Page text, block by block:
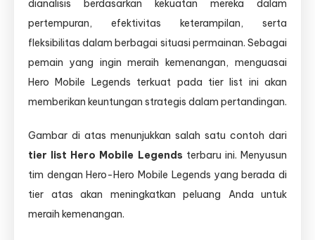
dianalisis berdasarkan kekuatan mereka dalam
pertempuran, efektivitas keterampilan, serta
fleksibilitas dalam berbagai situasi permainan. Sebagai
pemain yang ingin meraih kemenangan, menguasai
Hero Mobile Legends terkuat pada tier list ini akan
memberikan keuntungan strategis dalam pertandingan.
Gambar di atas menunjukkan salah satu contoh dari
tier list Hero Mobile Legends terbaru ini. Menyusun
tim dengan Hero-Hero Mobile Legends yang berada di
tier atas akan meningkatkan peluang Anda untuk
meraih kemenangan.